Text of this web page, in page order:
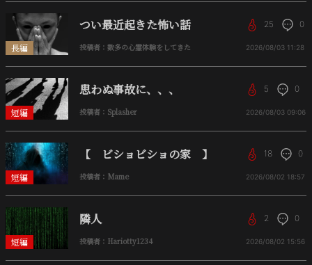
長編
つい最近起きた怖い話
投稿者：数多の心霊体験をしてきた
25 0
2026/08/03 11:28
短編
思わぬ事故に、、、
投稿者：Splasher
5 0
2026/08/03 09:06
短編
【 ビショビショの家 】
投稿者：Mame
18 0
2026/08/02 18:57
短編
隣人
投稿者：Hariotty1234
2 0
2026/08/02 15:56